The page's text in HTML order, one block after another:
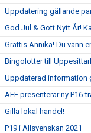
Uppdatering gällande
God Jul & Gott Nytt År!
Grattis Annika! Du vann
Bingolotter till
Uppdaterad information
ÄFF presenterar ny P16-
Gilla lokal handel!
P19 i Allsvenskan 2021